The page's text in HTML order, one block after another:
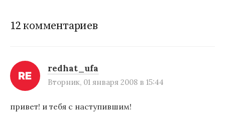
г
и
я
п
12 комментариев
redhat_ufa
Вторник, 01 января 2008 в 15:44
привет! и тебя с наступившим!